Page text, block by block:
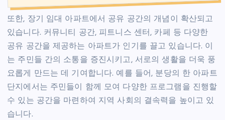
또한, 장기 임대 아파트에서 공유 공간의 개념이 확산되고
있습니다. 커뮤니티 공간, 피트니스 센터, 카페 등 다양한
공유 공간을 제공하는 아파트가 인기를 끌고 있습니다. 이
는 주민들 간의 소통을 증진시키고, 서로의 생활을 더욱 풍
요롭게 만드는 데 기여합니다. 예를 들어, 분당의 한 아파트
단지에서는 주민들이 함께 모여 다양한 프로그램을 진행할
수 있는 공간을 마련하여 지역 사회의 결속력을 높이고 있
습니다.